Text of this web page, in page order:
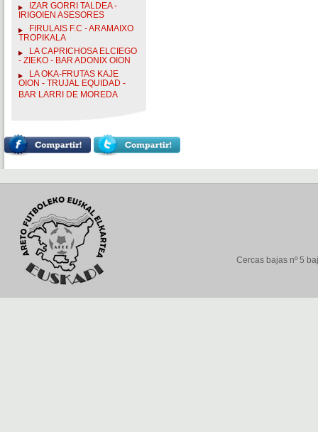
IZAR GORRI TALDEA -
IRIGOIEN ASESORES
FIRULAIS F.C - ARAMAIXO
TROPIKALA
LA CAPRICHOSA ELCIEGO
- ZIEKO - BAR ADONIX OION
LA OKA-FRUTAS KAJE
OION - TRUJAL EQUIDAD -
BAR LARRI DE MOREDA
Cercas bajas nº 5